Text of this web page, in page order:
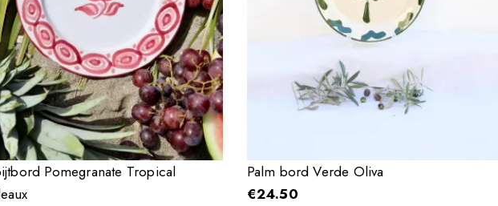
Pomegranate Tropical
Palm bord Verde Oliva
€24.50